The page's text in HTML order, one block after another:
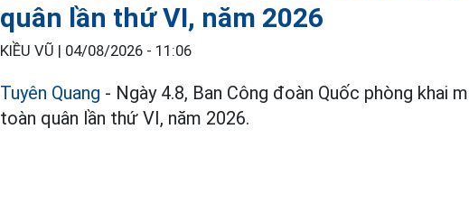
quân lần thứ VI, năm 2026
KIỀU VŨ | 04/08/2026 - 11:06
Tuyên Quang - Ngày 4.8, Ban Công đoàn Quốc phòng khai
toàn quân lần thứ VI, năm 2026.